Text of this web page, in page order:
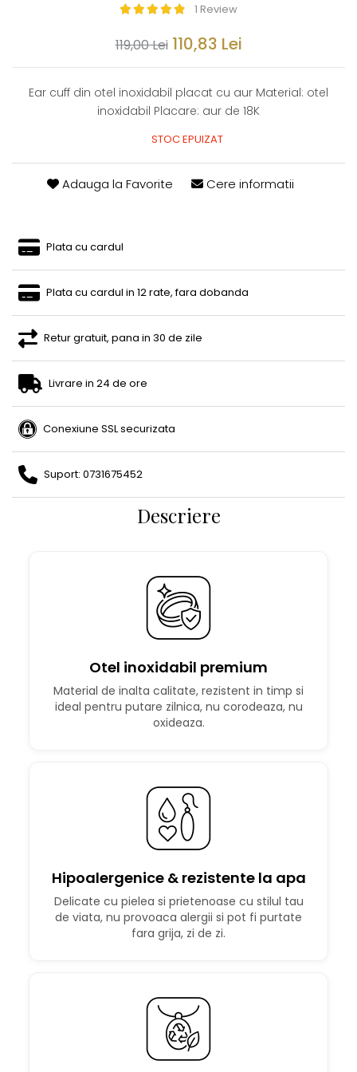
1 Review
119,00 Lei 110,83 Lei
Ear cuff din otel inoxidabil placat cu aur Material: otel
inoxidabil Placare: aur de 18K
STOC EPUIZAT
Adauga la Favorite Cere informatii
Plata cu cardul
Plata cu cardul in 12 rate, fara dobanda
Retur gratuit, pana in 30 de zile
Livrare in 24 de ore
Conexiune SSL securizata
Suport: 0731675452
Descriere
Otel inoxidabil premium
Material de inalta calitate, rezistent in timp si
ideal pentru putare zilnica, nu corodeaza, nu
oxideaza.
Hipoalergenice & rezistente la apa
Delicate cu pielea si prietenoase cu stilul tau
de viata, nu provoaca alergii si pot fi purtate
fara grija, zi de zi.